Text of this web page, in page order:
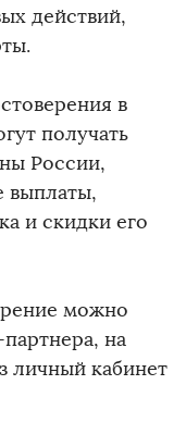
действий,
в
получать
России,
выплаты,
и скидки его
можно
на
личный кабинет